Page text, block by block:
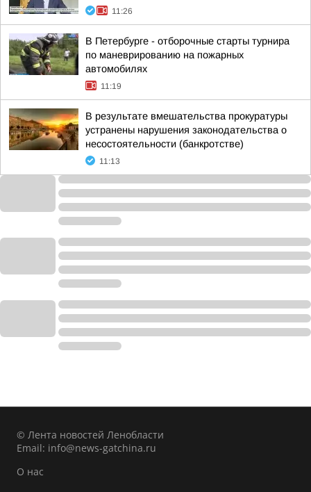
11:26
В Петербурге - отборочные старты турнира
по маневрированию на пожарных
автомобилях
11:19
В результате вмешательства прокуратуры
устранены нарушения законодательства о
несостоятельности (банкротстве)
11:13
© Лента новостей Ленобласти
Email: info@news-gatchina.ru
О нас